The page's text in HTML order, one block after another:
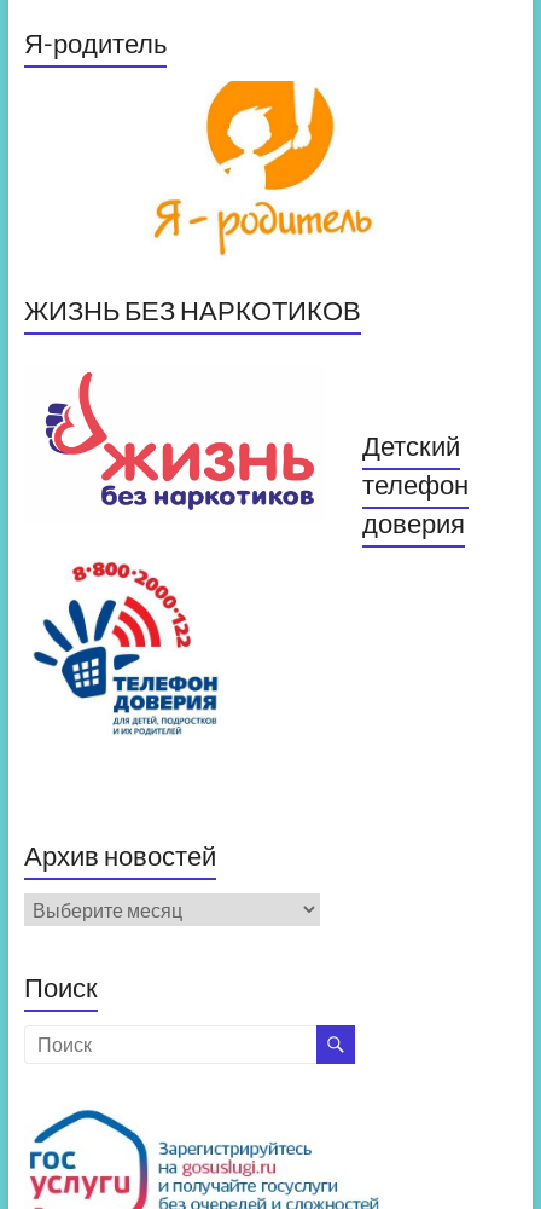
Я-родитель
ЖИЗНЬ БЕЗ НАРКОТИКОВ
Детский
телефон
доверия
Архив новостей
Архив
новостей
Поиск